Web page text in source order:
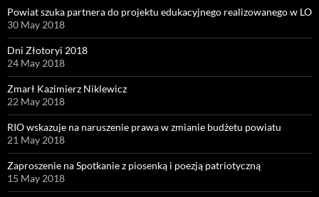
Powiat szuka partnera do projektu edukacyjnego realizowanego w LO
30 May 2018
Dni Złotoryi 2018
24 May 2018
Zmarł Kazimierz Niklewicz
22 May 2018
RIO wskazuje na naruszenie prawa w zmianie budżetu powiatu
21 May 2018
Zaproszenie na Spotkanie z piosenką i poezją patriotyczną
15 May 2018